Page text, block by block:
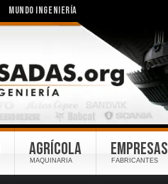
MUNDO INGENIERÍA
AGRÍCOLA
MAQUINARIA
EMPRESAS
FABRICANTES